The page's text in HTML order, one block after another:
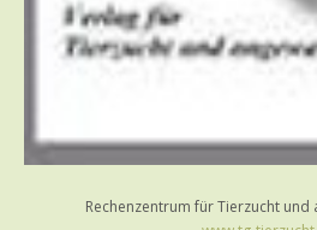
Rechenzentrum für Tierzucht und